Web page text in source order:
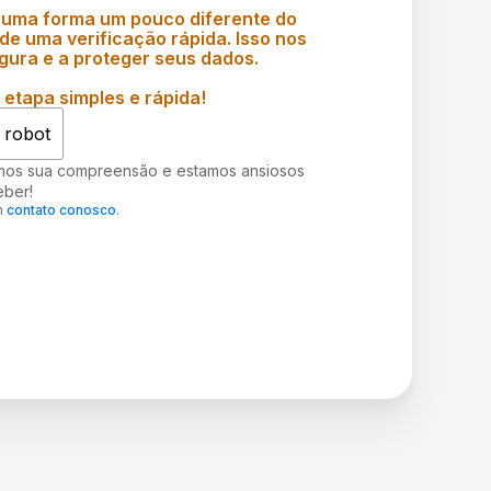
forma um pouco diferente do
uma verificação rápida. Isso nos
e a proteger seus dados.
simples e rápida!
robot
sua compreensão e estamos ansiosos
contato conosco.